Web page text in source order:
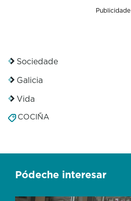
Publicidade
Sociedade
Galicia
Vida
COCIÑA
Pódeche interesar